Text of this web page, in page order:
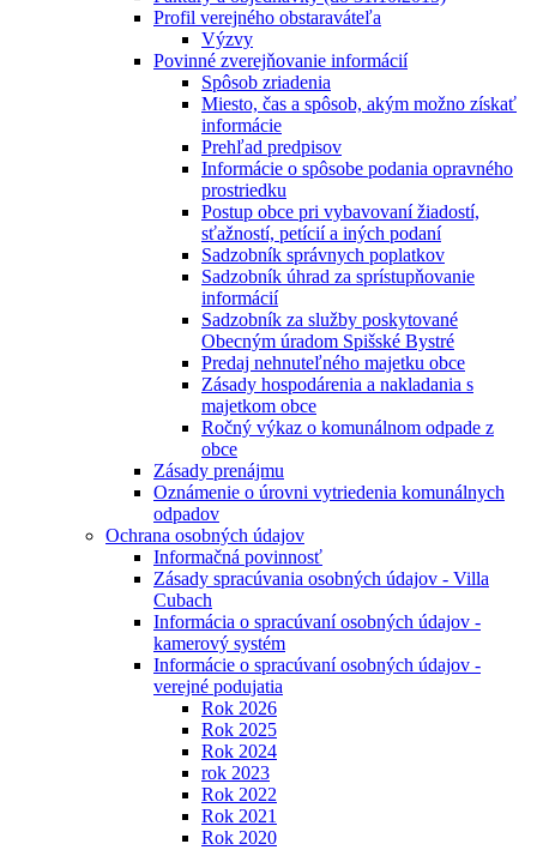
Profil verejného obstaraváteľa
Výzvy
Povinné zverejňovanie informácií
Spôsob zriadenia
Miesto, čas a spôsob, akým možno získať
informácie
Prehľad predpisov
Informácie o spôsobe podania opravného
prostriedku
Postup obce pri vybavovaní žiadostí,
sťažností, petícií a iných podaní
Sadzobník správnych poplatkov
Sadzobník úhrad za sprístupňovanie
informácií
Sadzobník za služby poskytované
Obecným úradom Spišské Bystré
Predaj nehnuteľného majetku obce
Zásady hospodárenia a nakladania s
majetkom obce
Ročný výkaz o komunálnom odpade z
obce
Zásady prenájmu
Oznámenie o úrovni vytriedenia komunálnych
odpadov
Ochrana osobných údajov
Informačná povinnosť
Zásady spracúvania osobných údajov - Villa
Cubach
Informácia o spracúvaní osobných údajov -
kamerový systém
Informácie o spracúvaní osobných údajov -
verejné podujatia
Rok 2026
Rok 2025
Rok 2024
rok 2023
Rok 2022
Rok 2021
Rok 2020